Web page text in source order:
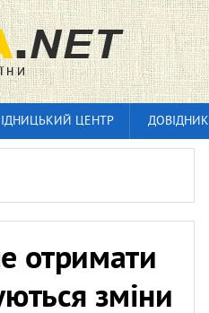
ЦЕНТР ДОВІДНИК
отримати
зміни